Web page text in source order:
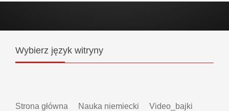
Wybierz język witryny
Strona główna Nauka niemiecki
Video_bajki